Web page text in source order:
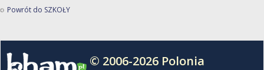
Powrót do SZKOŁY
© 2006-2026 Polonia